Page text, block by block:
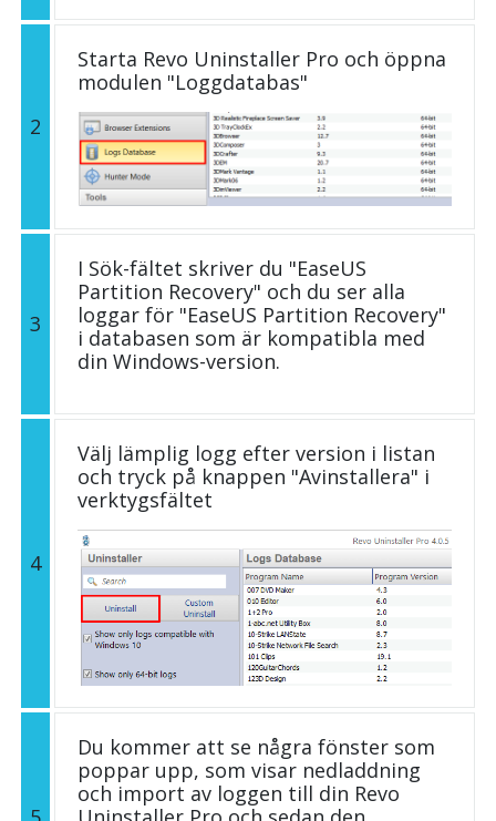
2
Starta Revo Uninstaller Pro och öppna
modulen "Loggdatabas"
3
I Sök-fältet skriver du "EaseUS
Partition Recovery" och du ser alla
loggar för "EaseUS Partition Recovery"
i databasen som är kompatibla med
din Windows-version.
4
Välj lämplig logg efter version i listan
och tryck på knappen "Avinstallera" i
verktygsfältet
Du kommer att se några fönster som
poppar upp, som visar nedladdning
och import av loggen till din Revo